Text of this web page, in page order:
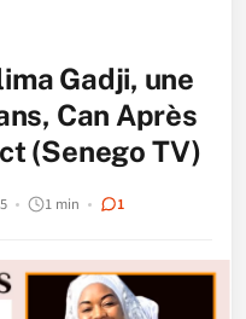
Gadji, une
Can Après
(Senego TV)
1 min 1